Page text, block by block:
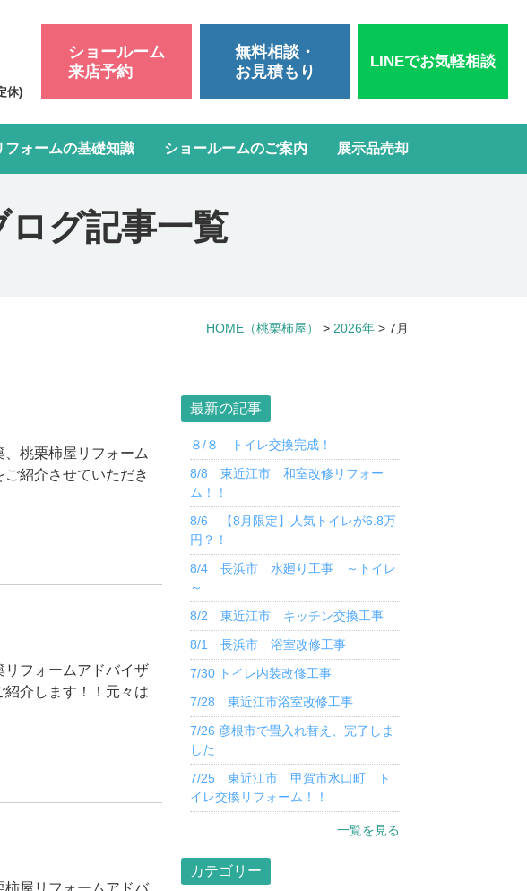
休)
ショールーム
来店予約
無料相談・
お見積もり
LINEでお気軽相談
改装リフォーム
フォームの基礎知識 ショールームのご案内 展示品売却
グ記事一覧
HOME （桃栗柿屋） > 2026年 > 7月
桃栗柿屋リフォーム
紹介させていただき
フォームアドバイザ
介します！！元々は
最新の記事
８/８ トイレ交換完成！
8/8 東近江市 和室改修リフォー
ム！！
8/6 【8月限定】人気トイレが6.8万
円？！
8/4 長浜市 水廻り工事 ～トイレ
～
8/2 東近江市 キッチン交換工事
8/1 長浜市 浴室改修工事
7/30 トイレ内装改修工事
7/28 東近江市浴室改修工事
7/26 彦根市で畳入れ替え、完了しま
した
7/25 東近江市 甲賀市水口町 ト
イレ交換リフォーム！！
一覧を見る
カテゴリー